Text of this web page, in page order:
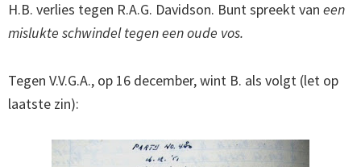
H.B. verlies tegen R.A.G. Davidson. Bunt spreekt van een
mislukte schwindel tegen een oude vos.
Tegen V.V.G.A., op 16 december, wint B. als volgt (let op
laatste zin):